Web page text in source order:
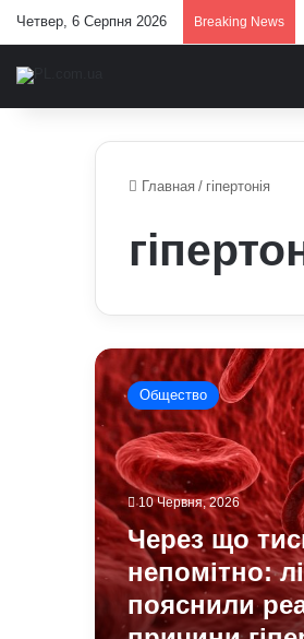
Четвер, 6 Серпня 2026 Breaking News
Главная / гіпертонія
Через
що
тиск
зростає
непомітно:
лікарі
пояснили
реальні
причини
гіпертонії
Общество
10 Червня, 2026
Через що
непомітно:
пояснили